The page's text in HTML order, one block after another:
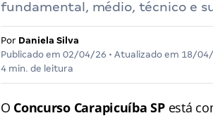
fundamental, médio, técnico e
Por Daniela Silva
Publicado em 02/04/26 • Atualizado em 18/
4 min. de leitura
O Concurso Carapicuíba SP está